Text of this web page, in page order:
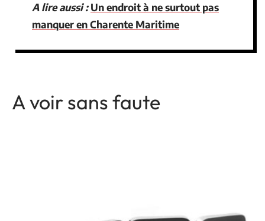
A lire aussi : Un endroit à ne surtout pas
manquer en Charente Maritime
A voir sans faute